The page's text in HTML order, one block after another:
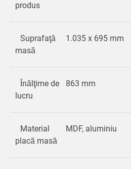
produs
Suprafaţă
masă
1.035 x 695 mm
Înălţime de
lucru
863 mm
Material
placă masă
MDF, aluminiu